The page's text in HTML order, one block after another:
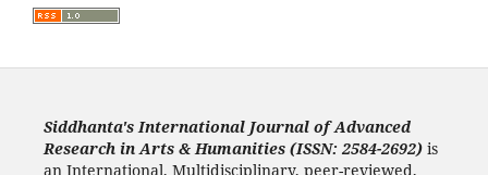
Siddhanta's International Journal of Advanced
Research in Arts & Humanities (ISSN: 2584-2692)is
an International, Multidisciplinary, peer-reviewed,